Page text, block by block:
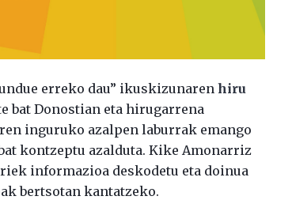
erreko dau” ikuskizunarenhiru
bat Donostian eta hirugarrena
inguruko azalpen laburrak emango
kontzeptu azalduta. Kike Amonarriz
informazioa deskodetu eta doinua
bertsotan kantatzeko.